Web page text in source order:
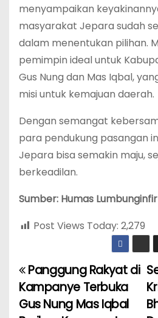
menyampaikan
masyarakat Jepara sudah
dalam menentukan pilihan.
pemimpin ideal untuk
Gus Nung dan Mas Iqbal,
misi untuk kemajuan daerah.
Dengan semangat
para pendukung pasangan
Jepara bisa semakin maju,
berkeadilan.
Sumber: Humas
Post Views Today: 2,279
P
o
Panggung Rakyat di
Kampanye Terbuka
Gus Nung Mas Iqbal